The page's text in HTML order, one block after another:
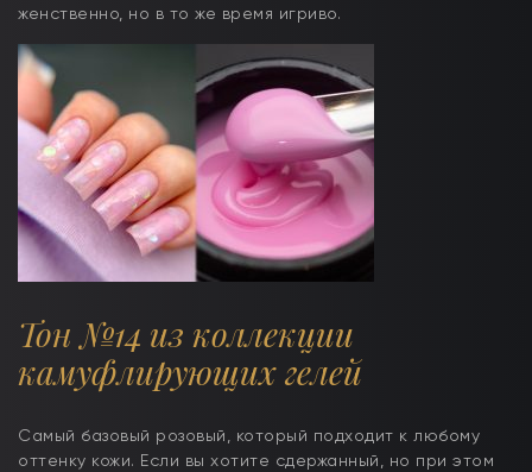
женственно, но в то же время игриво.
Тон №14 из коллекции
камуфлирующих гелей
Самый базовый розовый, который подходит к любому
оттенку кожи. Если вы хотите сдержанный, но при этом